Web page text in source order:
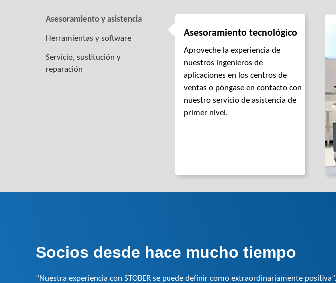
Asesoramiento y asistencia
Herramientas y software
Servicio, sustitución y
reparación
Asesoramiento tecnológico
Aproveche la experiencia de
nuestros ingenieros de
aplicaciones en los centros de
ventas o póngase en contacto con
nuestro servicio de asistencia de
primer nivel.
Socios desde hace mucho tiempo
“Nuestra experiencia con STOBER se puede definir como extraordinariamente positiva”.